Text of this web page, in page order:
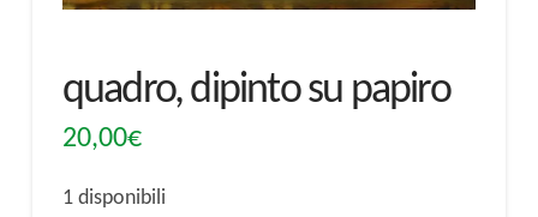
quadro, dipinto su papiro
20,00€
1 disponibili